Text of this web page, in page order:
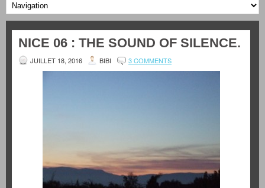
NICE 06 : THE SOUND OF SILENCE.
JUILLET 18, 2016 BIBI 3 COMMENTS